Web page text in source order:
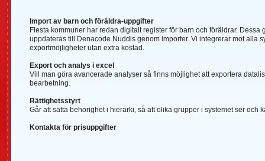
Import av barn och föräldra-uppgifter
Flesta kommuner har redan digitalt register för barn och föräldrar. Dessa
uppdateras till Denacode Nuddis genom importer. Vi integrerar mot alla
exportmöjligheter utan extra kostad.
Export och analys i excel
Vill man göra avancerade analyser så finns möjlighet att exportera
bearbetning.
Rättighetsstyrt
Går att sätta behörighet i hierarki, så att olika grupper i systemet ser och
Kontakta för prisuppgifter